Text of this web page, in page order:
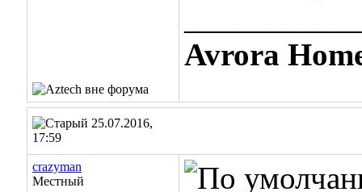
Avrora
25.07.2016,
17:59
crazyman
Местный